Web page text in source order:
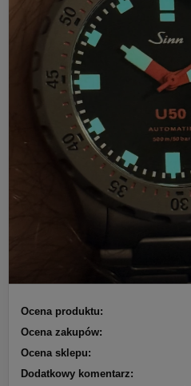
Ocena produktu:
Ocena zakupów:
Ocena sklepu:
Dodatkowy komentarz: